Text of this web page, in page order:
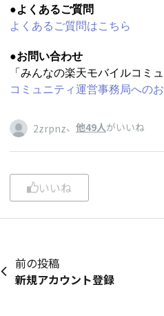
●よくあるご質問
よくあるご質問はこちら
●お問い合わせ
「みんなの楽天モバイルコミ
コミュニティ運営事務局への
2zrpnz、 他49人がいいね
いいね
前の投稿
新規アカウント登録